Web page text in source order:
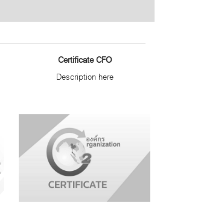
Certificate CFO
Description here